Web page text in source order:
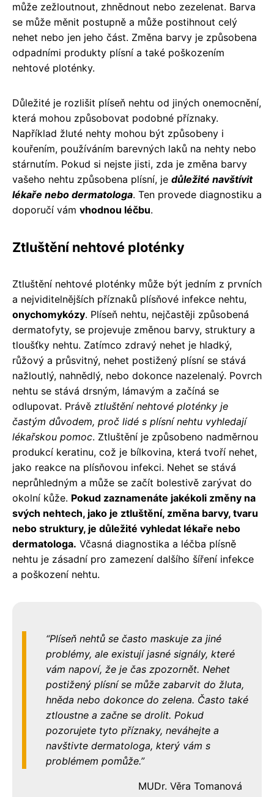
může zežloutnout, zhnědnout nebo zezelenat. Barva
se může měnit postupně a může postihnout celý
nehet nebo jen jeho část. Změna barvy je způsobena
odpadními produkty plísní a také poškozením
nehtové ploténky.
Důležité je rozlišit plíseň nehtu od jiných onemocnění,
která mohou způsobovat podobné příznaky.
Například žluté nehty mohou být způsobeny i
kouřením, používáním barevných laků na nehty nebo
stárnutím. Pokud si nejste jisti, zda je změna barvy
vašeho nehtu způsobena plísní, je důležité navštívit
lékaře nebo dermatologa. Ten provede diagnostiku a
doporučí vám vhodnou léčbu.
Ztluštění nehtové ploténky
Ztluštění nehtové ploténky může být jedním z prvních
a nejviditelnějších příznaků plísňové infekce nehtu,
onychomykózy. Plíseň nehtu, nejčastěji způsobená
dermatofyty, se projevuje změnou barvy, struktury a
tloušťky nehtu. Zatímco zdravý nehet je hladký,
růžový a průsvitný, nehet postižený plísní se stává
nažloutlý, nahnědlý, nebo dokonce nazelenalý. Povrch
nehtu se stává drsným, lámavým a začíná se
odlupovat. Právě ztluštění nehtové ploténky je
častým důvodem, proč lidé s plísní nehtu vyhledají
lékařskou pomoc. Ztluštění je způsobeno nadměrnou
produkcí keratinu, což je bílkovina, která tvoří nehet,
jako reakce na plísňovou infekci. Nehet se stává
neprůhledným a může se začít bolestivě zarývat do
okolní kůže. Pokud zaznamenáte jakékoli změny na
svých nehtech, jako je ztluštění, změna barvy, tvaru
nebo struktury, je důležité vyhledat lékaře nebo
dermatologa. Včasná diagnostika a léčba plísně
nehtu je zásadní pro zamezení dalšího šíření infekce
a poškození nehtu.
Plíseň nehtů se často maskuje za jiné
problémy, ale existují jasné signály, které
vám napoví, že je čas zpozornět. Nehet
postižený plísní se může zabarvit do žluta,
hněda nebo dokonce do zelena. Často také
ztloustne a začne se drolit. Pokud
pozorujete tyto příznaky, neváhejte a
navštivte dermatologa, který vám s
problémem pomůže.
MUDr. Věra Tomanová